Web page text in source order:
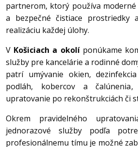
partnerom, ktorý používa
a bezpečné čistiace prostriedky
realizáciu každej úlohy.
V Košiciach a okolíponúkame
služby pre kancelárie a rodinné
patrí umývanie okien,
podláh, kobercov a
upratovanie po rekonštrukciách či
Okrem pravidelného
jednorazové služby podľa
profesionálnemu tímu je možné